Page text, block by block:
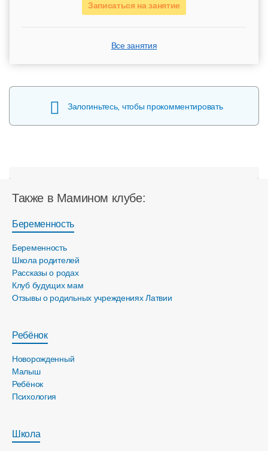
Записаться на занятие
Все занятия
Залогиньтесь, чтобы прокомментировать
Также в Мамином клубе:
Беременность
Беременность
Школа родителей
Рассказы о родах
Клуб будущих мам
Отзывы о родильных учреждениях Латвии
Ребёнок
Новорожденный
Малыш
Ребёнок
Психология
Школа